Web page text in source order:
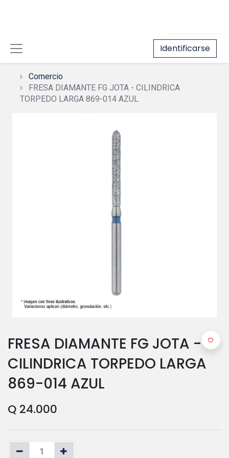
Identificarse
Comercio
FRESA DIAMANTE FG JOTA - CILINDRICA
TORPEDO LARGA 869-014 AZUL
FRESA DIAMANTE FG JOTA -
CILINDRICA TORPEDO LARGA
869-014 AZUL
Q 24.000